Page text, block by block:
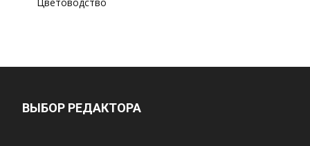
ВЫБОР РЕДАКТОРА